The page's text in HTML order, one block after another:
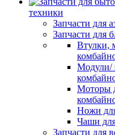
техники
Запчасти для
Запчасти для
Втулки,
Модули/
Моторы
Ножи
Чаши
Запчасти для